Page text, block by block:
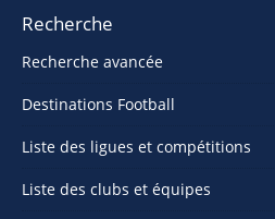
Recherche
Recherche avancée
Destinations Football
Liste des ligues et compétitions
Liste des clubs et équipes